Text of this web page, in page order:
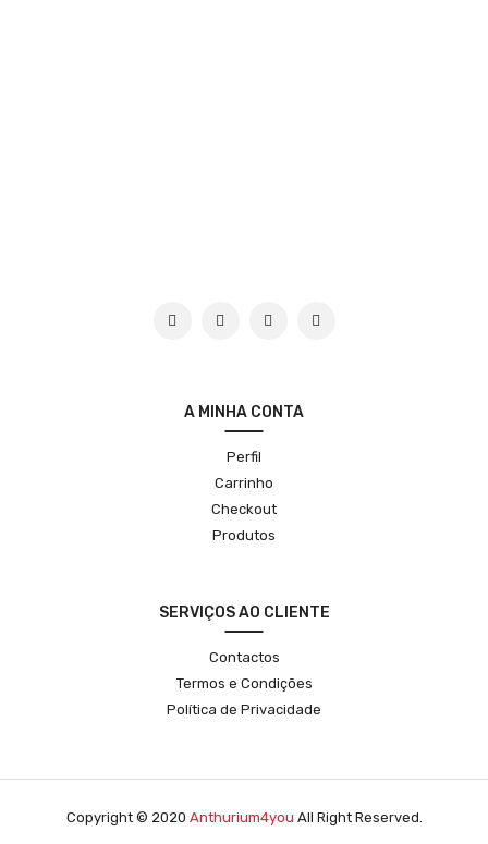
A MINHA CONTA
Perfil
Carrinho
Checkout
Produtos
SERVIÇOS AO CLIENTE
Contactos
Termos e Condições
Política de Privacidade
Copyright © 2020 Anthurium4you All Right Reserved.